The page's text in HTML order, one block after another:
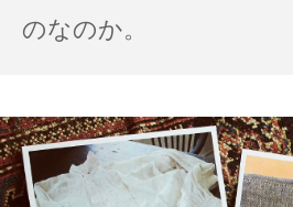
のなのか。